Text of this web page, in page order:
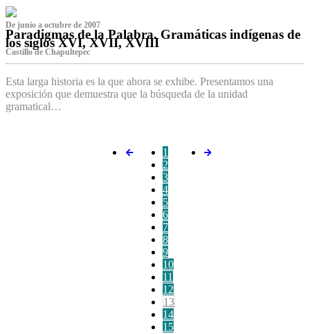
De junio a octubre de 2007
Paradigmas de la Palabra. Gramáticas indígenas de
los siglos XVI, XVII, XVIII
Castillo de Chapultepec
Esta larga historia es la que ahora se exhibe. Presentamos una
exposición que demuestra que la búsqueda de la unidad
gramatical…
1
2
3
4
5
6
7
8
9
10
11
12
13
14
15